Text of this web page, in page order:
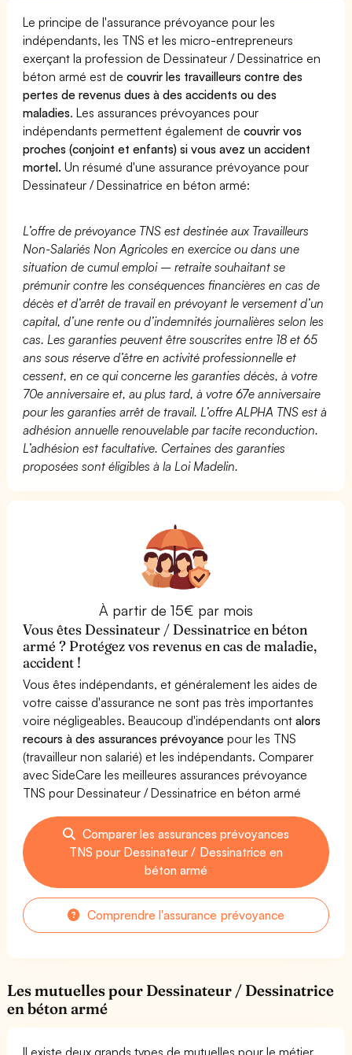
Le principe de l'assurance prévoyance pour les
indépendants, les TNS et les micro-entrepreneurs
exerçant la profession de Dessinateur / Dessinatrice en
béton armé est decouvrir les travailleurs contre des
pertes de revenus dues à des accidents ou des
maladies. Les assurances prévoyances pour
indépendants permettent également decouvrir vos
proches (conjoint et enfants) si vous avez un accident
mortel. Un résumé d'une assurance prévoyance pour
Dessinateur / Dessinatrice en béton armé:
L’offre de prévoyance TNS est destinée aux Travailleurs
Non-Salariés Non Agricoles en exercice ou dans une
situation de cumul emploi – retraite souhaitant se
prémunir contre les conséquences financières en cas de
décès et d’arrêt de travail en prévoyant le versement d’un
capital, d’une rente ou d’indemnités journalières selon les
cas. Les garanties peuvent être souscrites entre 18 et 65
ans sous réserve d’être en activité professionnelle et
cessent, en ce qui concerne les garanties décès, à votre
70e anniversaire et, au plus tard, à votre 67e anniversaire
pour les garanties arrêt de travail. L’offre ALPHA TNS est à
adhésion annuelle renouvelable par tacite reconduction.
L’adhésion est facultative. Certaines des garanties
proposées sont éligibles à la Loi Madelin.
À partir de 15€ par mois
Vous êtes Dessinateur / Dessinatrice en béton
armé ? Protégez vos revenus en cas de maladie,
accident !
Vous êtes indépendants, et généralement les aides de
votre caisse d'assurance ne sont pas très importantes
voire négligeables. Beaucoup d'indépendants ontalors
recours à des assurances prévoyance pour les TNS
(travailleur non salarié) et les indépendants. Comparer
avec SideCare les meilleures assurances prévoyance
TNS pour Dessinateur / Dessinatrice en béton armé
Comparer les assurances prévoyances
TNS pour Dessinateur / Dessinatrice en
béton armé
Comprendre l'assurance prévoyance
Les mutuelles pour Dessinateur / Dessinatrice
en béton armé
Il existe deux grands types de mutuelles pour le métier